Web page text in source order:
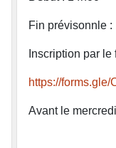
Fin prévisonnle :
Inscription par
https://
Avant le